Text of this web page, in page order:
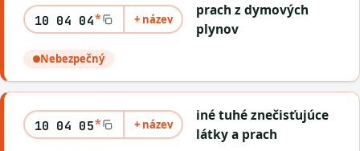
10 04 04* + název
prach z dymových
plynov
Nebezpečný
10 04 05* + název
iné tuhé znečisťujúce
látky a prach